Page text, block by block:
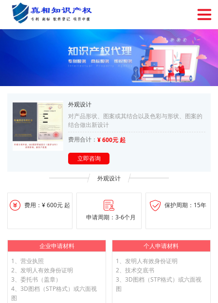
外观设计
对产品形状、图案或其结合以及色彩与形状、图案的
结合做出新设计
费用合计： ¥ 600元 起
立即咨询
外观设计
费用：¥ 600元 起
申请周期：3-6个月
保护周期：15年
企业申请材料
1、营业执照
2、发明人有效身份证明
3、委托书（盖章）
4、3D图档（STP格式）或六面视
图
个人申请材料
1、发明人有效身份证明
2、技术交底书
3、3D图档（STP格式）或六面视
图